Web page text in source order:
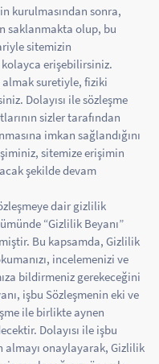
kurulmasından sonra,
saklanmakta olup, bu
sitemizin
erişebilirsiniz.
almak suretiyle, fiziki
Dolayısı ile sözleşme
sizler tarafından
imkan sağlandığını
sitemize erişimin
şekilde devam
dair gizlilik
“Gizlilik Beyanı”
Bu kapsamda, Gizlilik
incelemenizi ve
bildirmeniz gerekeceğini
işbu Sözleşmenin eki ve
ile birlikte aynen
Dolayısı ile işbu
almayı onaylayarak, Gizlilik